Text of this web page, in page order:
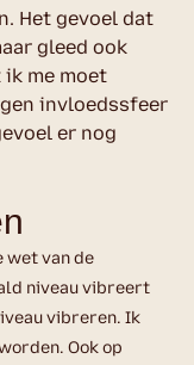
Het gevoel dat
gleed ook
ik me moet
invloedssfeer
er nog
wet van de
niveau vibreert
vibreren. Ik
Ook op